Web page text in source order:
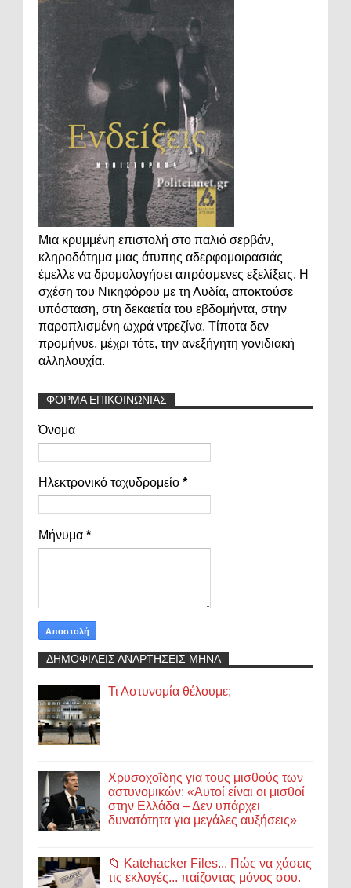
Μια κρυμμένη επιστολή στο παλιό σερβάν,
κληροδότημα μιας άτυπης αδερφομοιρασιάς
έμελλε να δρομολογήσει απρόσμενες εξελίξεις. Η
σχέση του Νικηφόρου με τη Λυδία, αποκτούσε
υπόσταση, στη δεκαετία του εβδομήντα, στην
παροπλισμένη ωχρά ντρεζίνα. Τίποτα δεν
προμήνυε, μέχρι τότε, την ανεξήγητη γονιδιακή
αλληλουχία.
ΦΟΡΜΑ ΕΠΙΚΟΙΝΩΝΙΑΣ
Όνομα
Ηλεκτρονικό ταχυδρομείο *
Μήνυμα *
ΔΗΜΟΦΙΛΕΙΣ ΑΝΑΡΤΗΣΕΙΣ ΜΗΝΑ
Τι Αστυνομία θέλουμε;
Χρυσοχοΐδης για τους μισθούς των
αστυνομικών: «Αυτοί είναι οι μισθοί
στην Ελλάδα – Δεν υπάρχει
δυνατότητα για μεγάλες αυξήσεις»
📁 Katehacker Files... Πώς να χάσεις
τις εκλογές... παίζοντας μόνος σου.